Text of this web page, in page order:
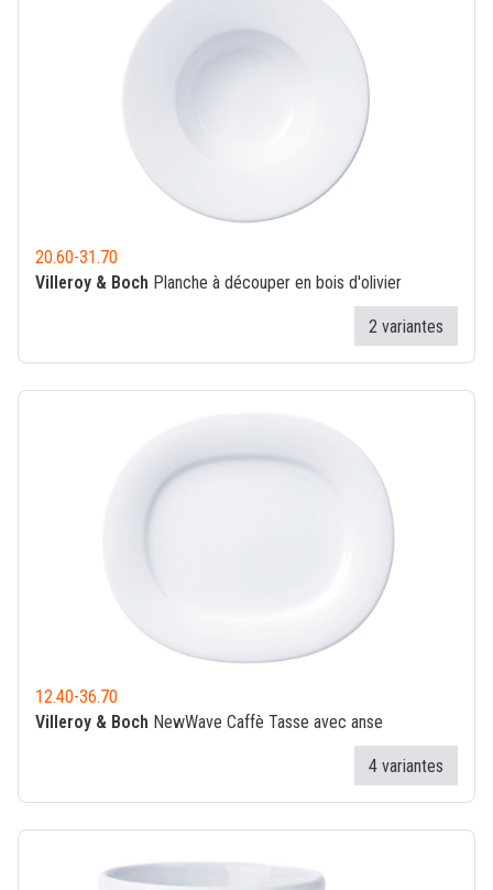
20.60-31.70
Villeroy & Boch Planche à découper en bois d'olivier
2 variantes
12.40-36.70
Villeroy & Boch NewWave Caffè Tasse avec anse
4 variantes